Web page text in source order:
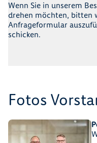
Wenn Sie in unserem
drehen möchten, bitten
Anfrageformular
schicken.
Fotos